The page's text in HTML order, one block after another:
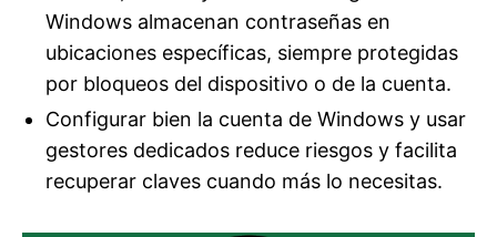
Windows almacenan contraseñas en
ubicaciones específicas, siempre protegidas
por bloqueos del dispositivo o de la cuenta.
Configurar bien la cuenta de Windows y usar
gestores dedicados reduce riesgos y facilita
recuperar claves cuando más lo necesitas.